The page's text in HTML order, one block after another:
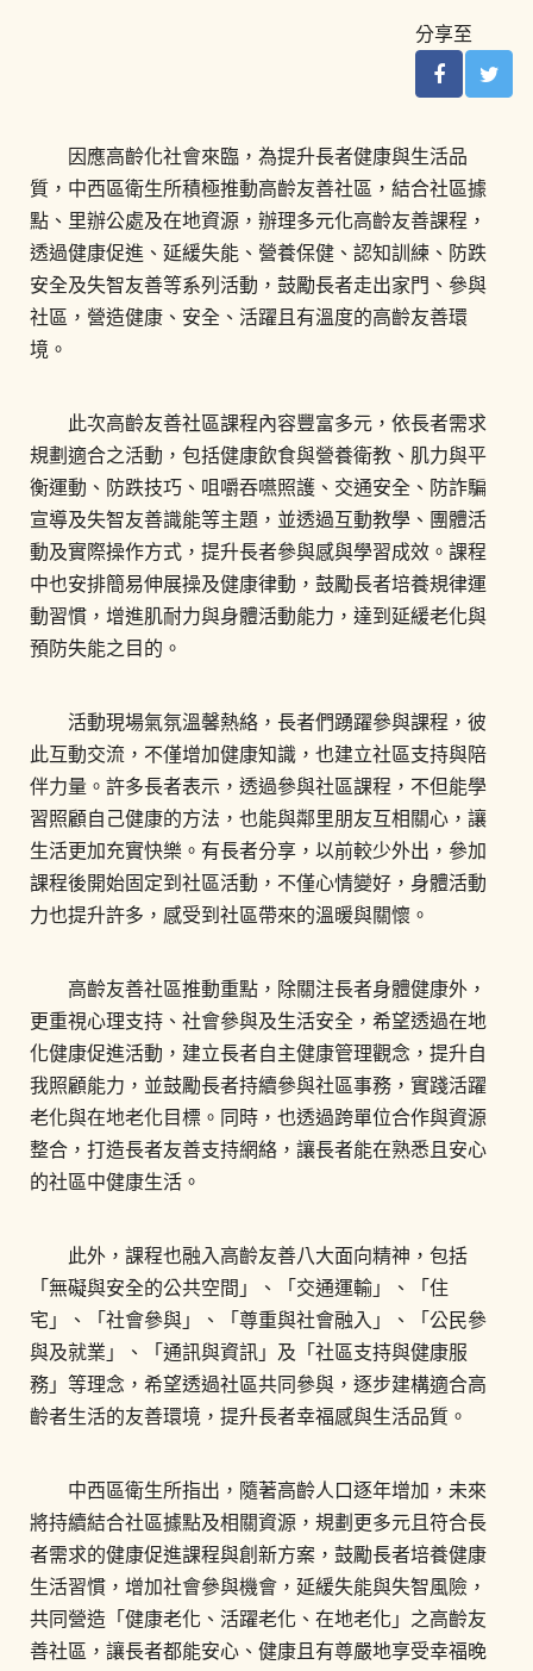
分享至
因應高齡化社會來臨，為提升長者健康與生活品
質，中西區衛生所積極推動高齡友善社區，結合社區據
點、里辦公處及在地資源，辦理多元化高齡友善課程，
透過健康促進、延緩失能、營養保健、認知訓練、防跌
安全及失智友善等系列活動，鼓勵長者走出家門、參與
社區，營造健康、安全、活躍且有溫度的高齡友善環
境。
此次高齡友善社區課程內容豐富多元，依長者需求
規劃適合之活動，包括健康飲食與營養衛教、肌力與平
衡運動、防跌技巧、咀嚼吞嚥照護、交通安全、防詐騙
宣導及失智友善識能等主題，並透過互動教學、團體活
動及實際操作方式，提升長者參與感與學習成效。課程
中也安排簡易伸展操及健康律動，鼓勵長者培養規律運
動習慣，增進肌耐力與身體活動能力，達到延緩老化與
預防失能之目的。
活動現場氣氛溫馨熱絡，長者們踴躍參與課程，彼
此互動交流，不僅增加健康知識，也建立社區支持與陪
伴力量。許多長者表示，透過參與社區課程，不但能學
習照顧自己健康的方法，也能與鄰里朋友互相關心，讓
生活更加充實快樂。有長者分享，以前較少外出，參加
課程後開始固定到社區活動，不僅心情變好，身體活動
力也提升許多，感受到社區帶來的溫暖與關懷。
高齡友善社區推動重點，除關注長者身體健康外，
更重視心理支持、社會參與及生活安全，希望透過在地
化健康促進活動，建立長者自主健康管理觀念，提升自
我照顧能力，並鼓勵長者持續參與社區事務，實踐活躍
老化與在地老化目標。同時，也透過跨單位合作與資源
整合，打造長者友善支持網絡，讓長者能在熟悉且安心
的社區中健康生活。
此外，課程也融入高齡友善八大面向精神，包括
「無礙與安全的公共空間」、「交通運輸」、「住
宅」、「社會參與」、「尊重與社會融入」、「公民參
與及就業」、「通訊與資訊」及「社區支持與健康服
務」等理念，希望透過社區共同參與，逐步建構適合高
齡者生活的友善環境，提升長者幸福感與生活品質。
中西區衛生所指出，隨著高齡人口逐年增加，未來
將持續結合社區據點及相關資源，規劃更多元且符合長
者需求的健康促進課程與創新方案，鼓勵長者培養健康
生活習慣，增加社會參與機會，延緩失能與失智風險，
共同營造「健康老化、活躍老化、在地老化」之高齡友
善社區，讓長者都能安心、健康且有尊嚴地享受幸福晚